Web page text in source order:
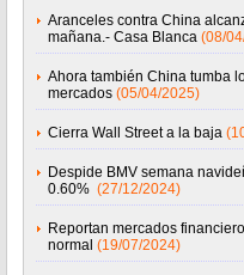
Aranceles contra China
mañana.- Casa Blanca (08/
Ahora también China tumba
mercados (05/04/2025)
Cierra Wall Street a la baja
Despide BMV semana
0.60% (27/12/2024)
Reportan mercados
normal (19/07/2024)